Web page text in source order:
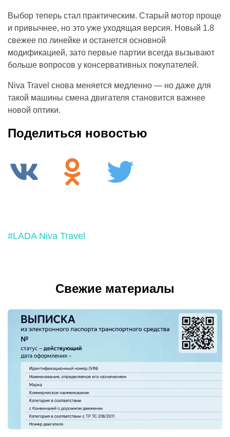
Выбор теперь стал практическим. Старый мотор проще
и привычнее, но это уже уходящая версия. Новый 1.8
свежее по линейке и останется основной
модификацией, зато первые партии всегда вызывают
больше вопросов у консервативных покупателей.
Niva Travel снова меняется медленно — но даже для
такой машины смена двигателя становится важнее
новой оптики.
Поделиться новостью
#LADA Niva Travel
Свежие материалы